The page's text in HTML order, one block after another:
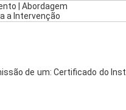
| Abordagem
a Intervenção
de um: Certificado do